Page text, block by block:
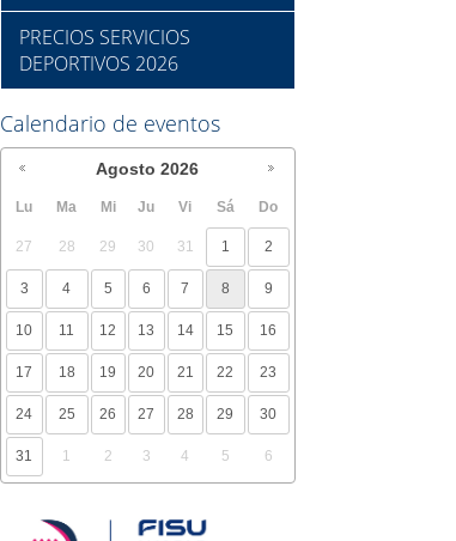
PRECIOS SERVICIOS
DEPORTIVOS 2026
Calendario de eventos
Agosto 2026
Lu Ma Mi Ju Vi Sá Do
27 28 29 30 31 1 2
3 4 5 6 7 8 9
10 11 12 13 14 15 16
17 18 19 20 21 22 23
24 25 26 27 28 29 30
31 1 2 3 4 5 6